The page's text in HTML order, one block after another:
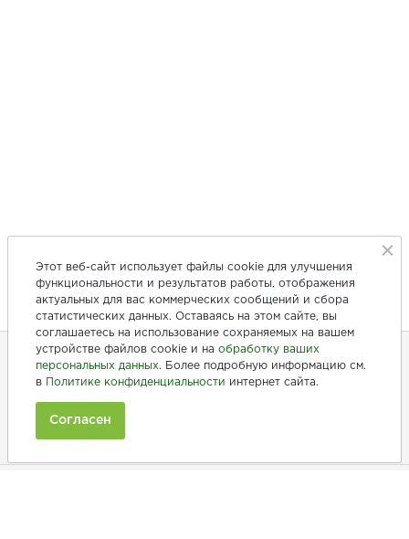
+7 (846) 275-20-10
Этот веб-сайт использует файлы cookie для улучшения
функциональности и результатов работы, отображения
актуальных для вас коммерческих сообщений и сбора
статистических данных. Оставаясь на этом сайте, вы
соглашаетесь на использование сохраняемых на вашем
устройстве файлов cookie и на обработку ваших
персональных данных. Более подробную информацию см.
в
Политике конфиденциальности интернет сайта.
Согласен